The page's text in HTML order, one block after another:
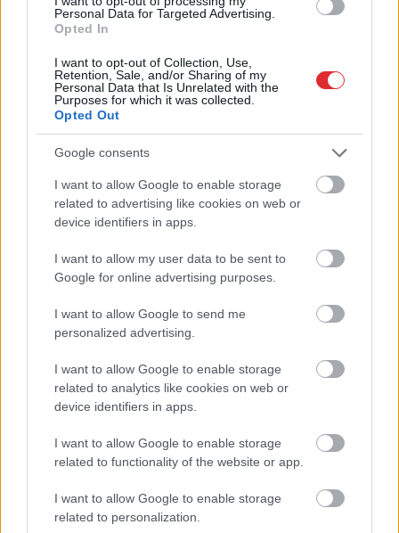
Personal Data for Targeted Advertising.
Opted In
I want to opt-out of Collection, Use,
Retention, Sale, and/or Sharing of my
Personal Data that Is Unrelated with the
Purposes for which it was collected.
Opted Out
Google consents
I want to allow Google to enable storage
related to advertising like cookies on web or
device identifiers in apps.
I want to allow my user data to be sent to
Google for online advertising purposes.
I want to allow Google to send me
personalized advertising.
I want to allow Google to enable storage
related to analytics like cookies on web or
device identifiers in apps.
I want to allow Google to enable storage
related to functionality of the website or app.
I want to allow Google to enable storage
related to personalization.
Vienātirgū – 6 eiro
kilogramā, bet citā – 15
eiro! Sieviete neizprot
novēroto cenu atšķirību
Jūrmalas un Rīgas
tirgos
ASV izlūkdienesti atklāj
Putina iespējamo
nākamo soli: risks
Atcelt Ziņot